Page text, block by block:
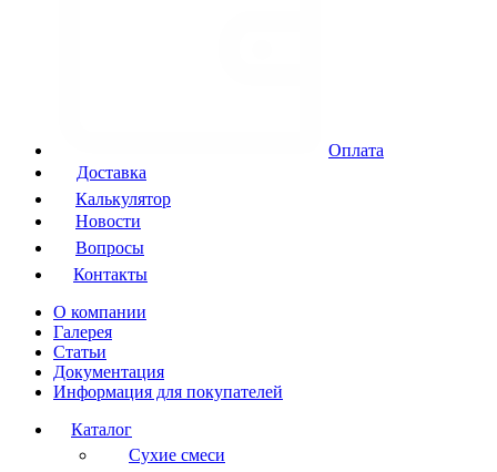
Оплата
Доставка
Калькулятор
Новости
Вопросы
Контакты
О компании
Галерея
Статьи
Документация
Информация для покупателей
Каталог
Сухие смеси